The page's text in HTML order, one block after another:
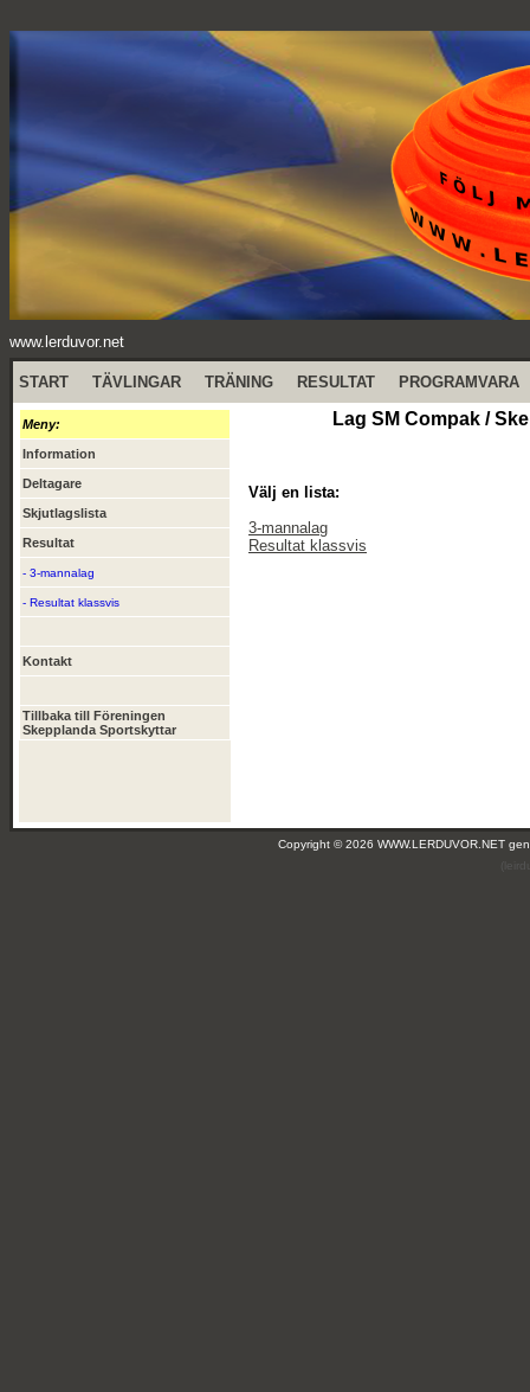
www.lerduvor.net
START TÄVLINGAR TRÄNING RESULTAT PROGRAMVARA
Meny:
Information
Deltagare
Skjutlagslista
Resultat
- 3-mannalag
- Resultat klassvis
Kontakt
Tillbaka till Föreningen
Skepplanda Sportskyttar
Lag SM Compak /
Välj en lista:
3-mannalag
Resultat klassvis
Copyright © 2026 WWW.LERDUVOR.NET